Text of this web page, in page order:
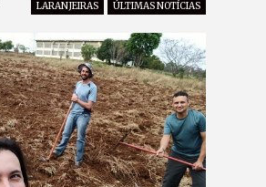
LARANJEIRAS ÚLTIMAS NOTÍCIAS